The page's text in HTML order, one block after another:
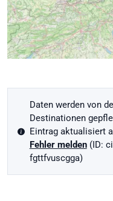
Daten werden von
Destinationen
Eintrag aktualisiert
Fehler melden(ID:
fgttfvuscgga)